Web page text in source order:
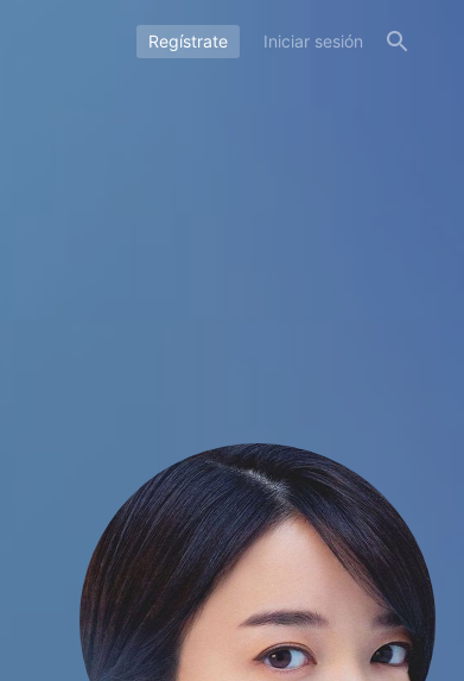
Regístrate Iniciar sesión